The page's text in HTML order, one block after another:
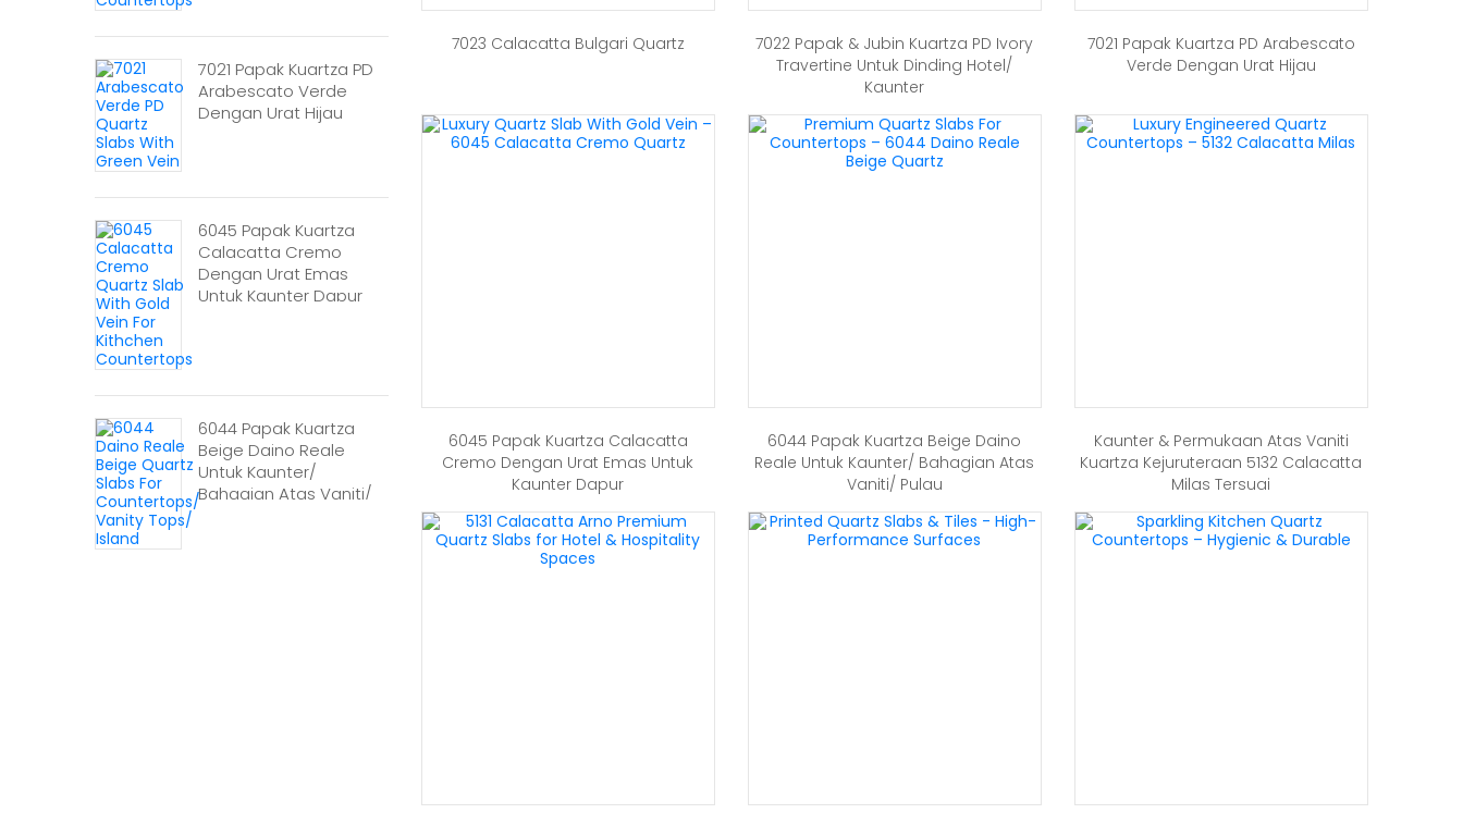
7021 Papak Kuartza PD
Arabescato Verde
Dengan Urat Hijau
6045 Papak Kuartza
Calacatta Cremo
Dengan Urat Emas
Untuk Kaunter Dapur
6044 Papak Kuartza
Beige Daino Reale
Untuk Kaunter/
Bahagian Atas Vaniti/
7023 Calacatta Bulgari Quartz
7022 Papak & Jubin Kuartza PD Ivory
Travertine Untuk Dinding Hotel/
Kaunter
7021 Papak Kuartza PD Arabescato
Verde Dengan Urat Hijau
6045 Papak Kuartza Calacatta
Cremo Dengan Urat Emas Untuk
Kaunter Dapur
6044 Papak Kuartza Beige Daino
Reale Untuk Kaunter/ Bahagian Atas
Vaniti/ Pulau
Kaunter & Permukaan Atas Vaniti
Kuartza Kejuruteraan 5132 Calacatta
Milas Tersuai